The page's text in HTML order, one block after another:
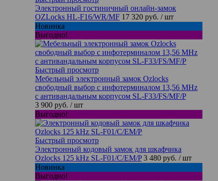
Электронный гостиничный онлайн-замок
OZLocks HL-F16/WR/MF 17 320 руб. / шт
Новинка
Выгодно!
Быстрый просмотр
Мебельный электронный замок Ozlocks
свободный выбор с инфотерминалом 13,56 MHz
с антивандальным корпусом SL-F33/FS/MF/P
3 900 руб. / шт
Выгодно!
Быстрый просмотр
Электронный кодовый замок для шкафчика
Ozlocks 125 kHz SL-F01/C/EM/P 3 480 руб. / шт
Новинка
Выгодно!